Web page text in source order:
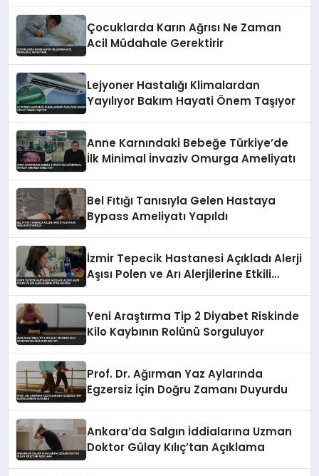
Çocuklarda Karın Ağrısı Ne Zaman
Acil Müdahale Gerektirir
Lejyoner Hastalığı Klimalardan
Yayılıyor Bakım Hayati Önem Taşıyor
Anne Karnındaki Bebeğe Türkiye’de
İlk Minimal İnvaziv Omurga Ameliyatı
Bel Fıtığı Tanısıyla Gelen Hastaya
Bypass Ameliyatı Yapıldı
İzmir Tepecik Hastanesi Açıkladı Alerji
Aşısı Polen ve Arı Alerjilerine Etkili
Yeni Araştırma Tip 2 Diyabet Riskinde
Kilo Kaybının Rolünü Sorguluyor
Prof. Dr. Ağırman Yaz Aylarında
Egzersiz İçin Doğru Zamanı Duyurdu
Ankara’da Salgın İddialarına Uzman
Doktor Gülay Kılıç’tan Açıklama